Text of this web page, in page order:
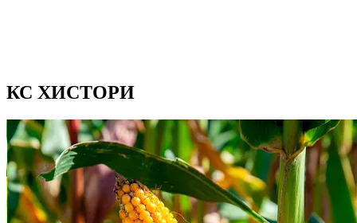
КС ХИСТОРИ